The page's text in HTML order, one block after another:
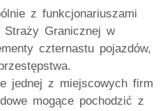
z funkcjonariuszami
Straży Granicznej w
czternastu pojazdów,
jednej z miejscowych firm
mogące pochodzić z